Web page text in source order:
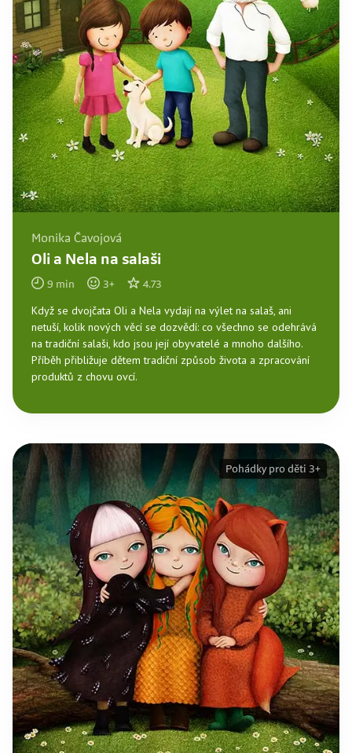
Monika Čavojová
Oli a Nela na salaši
9 min 3+ 4.73
Když se dvojčata Oli a Nela vydají na výlet na salaš, ani
netuší, kolik nových věcí se dozvědí: co všechno se odehrává
na tradiční salaši, kdo jsou její obyvatelé a mnoho dalšího.
Příběh přibližuje dětem tradiční způsob života a zpracování
produktů z chovu ovcí.
Pohádky pro děti 3+